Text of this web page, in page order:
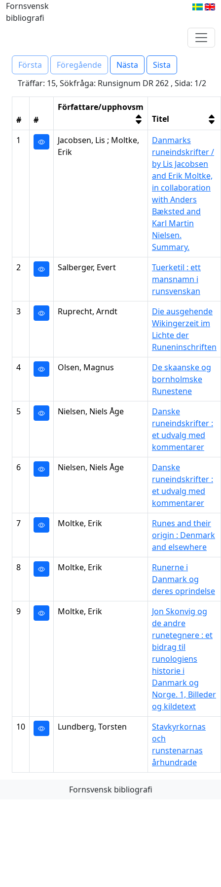
Fornsvensk
bibliografi
Första Föregående Nästa
Sista
Träffar: 15, Sökfråga: Runsignum DR 262 , Sida: 1/2
# #
Författare/upphovsm
Titel
1
Jacobsen, Lis ; Moltke,
Erik
Danmarks
runeindskrifter /
by Lis Jacobsen
and Erik Moltke,
in collaboration
with Anders
Bæksted and
Karl Martin
Nielsen.
Summary.
2
Salberger, Evert
Tuerketil : ett
mansnamn i
runsvenskan
3
Ruprecht, Arndt
Die ausgehende
Wikingerzeit im
Lichte der
Runeninschriften
4
Olsen, Magnus
De skaanske og
bornholmske
Runestene
5
Nielsen, Niels Åge
Danske
runeindskrifter :
et udvalg med
kommentarer
6
Nielsen, Niels Åge
Danske
runeindskrifter :
et udvalg med
kommentarer
7
Moltke, Erik
Runes and their
origin : Denmark
and elsewhere
8
Moltke, Erik
Runerne i
Danmark og
deres oprindelse
9
Moltke, Erik
Jon Skonvig og
de andre
runetegnere : et
bidrag til
runologiens
historie i
Danmark og
Norge. 1, Billeder
og kildetext
10
Lundberg, Torsten
Stavkyrkornas
och
runstenarnas
århundrade
Föregående Nästa
Fornsvensk bibliografi